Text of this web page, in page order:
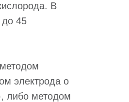
В
до 45
электрода о
либо методом